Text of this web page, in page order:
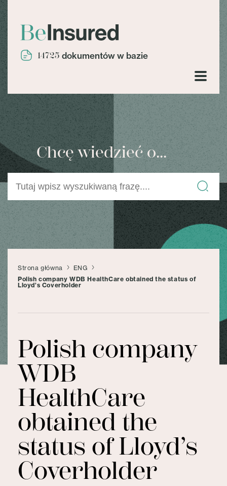
14725 dokumentów w bazie
Chcę wiedzieć o...
Strona główna
ENG
Polish company WDB HealthCare obtained the status of
Lloyd’s Coverholder
Polish company
WDB
HealthCare
obtained the
status of Lloyd’s
Coverholder